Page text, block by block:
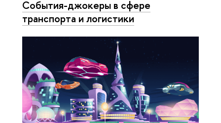
События-джокеры в сфере
транспорта и логистики